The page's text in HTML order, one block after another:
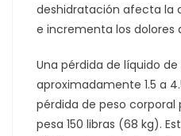
deshidratación afecta la
e incrementa los dolores
Una pérdida de líquido de
aproximadamente 1.5 a
pérdida de peso corporal
pesa 150 libras (68 kg).